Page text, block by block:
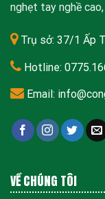
nghẹt tay nghề
Trụ sở: 37/1 Ấp
Hotline:
Email:
VỀ CHÚNG TÔI